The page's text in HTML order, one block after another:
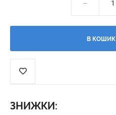
В КОШИК
ЗНИЖКИ: